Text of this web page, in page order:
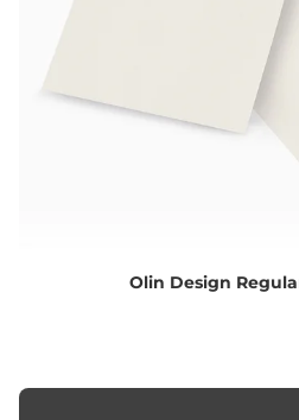
Olin Design